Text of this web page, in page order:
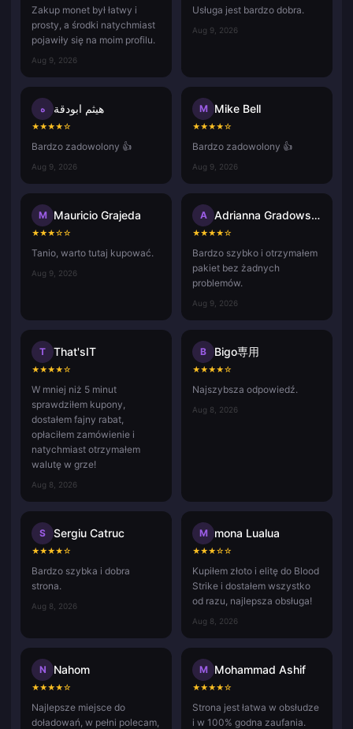
Zakup monet był łatwy i
prosty, a środki natychmiast
pojawiły się na moim profilu.
Aug 9, 2026
Usługa jest bardzo dobra.
Aug 9, 2026
ه هيثم ابودقة
★★★★☆
Bardzo zadowolony 👍
Aug 9, 2026
M Mike Bell
★★★★☆
Bardzo zadowolony 👍
Aug 9, 2026
M Mauricio Grajeda
★★★☆☆
Tanio, warto tutaj kupować.
Aug 9, 2026
A Adrianna Gradowska
★★★★☆
Bardzo szybko i otrzymałem
pakiet bez żadnych
problemów.
Aug 9, 2026
T That'sIT
★★★★☆
W mniej niż 5 minut
sprawdziłem kupony,
dostałem fajny rabat,
opłaciłem zamówienie i
natychmiast otrzymałem
walutę w grze!
Aug 8, 2026
B Bigo専用
★★★★☆
Najszybsza odpowiedź.
Aug 8, 2026
S Sergiu Catruc
★★★★☆
Bardzo szybka i dobra
strona.
Aug 8, 2026
M mona Lualua
★★★☆☆
Kupiłem złoto i elitę do Blood
Strike i dostałem wszystko
od razu, najlepsza obsługa!
Aug 8, 2026
N Nahom
★★★★☆
Najlepsze miejsce do
doładowań, w pełni polecam,
M Mohammad Ashif
★★★★☆
Strona jest łatwa w obsłudze
i w 100% godna zaufania.